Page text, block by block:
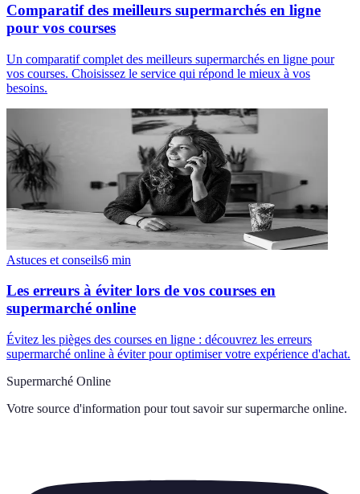
Comparatif des meilleurs supermarchés en ligne
pour vos courses
Un comparatif complet des meilleurs supermarchés en ligne pour
vos courses. Choisissez le service qui répond le mieux à vos
besoins.
Astuces et conseils6 min
Les erreurs à éviter lors de vos courses en
supermarché online
Évitez les pièges des courses en ligne : découvrez les erreurs
supermarché online à éviter pour optimiser votre expérience d'achat.
Supermarché Online
Votre source d'information pour tout savoir sur supermarche online.